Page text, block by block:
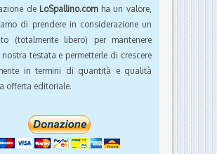
de LoSpallino.comha un valore,
di prendere in considerazione un
(totalmente libero) per mantenere
testata e permetterle di crescere
in termini di quantità e qualità
offerta editoriale.